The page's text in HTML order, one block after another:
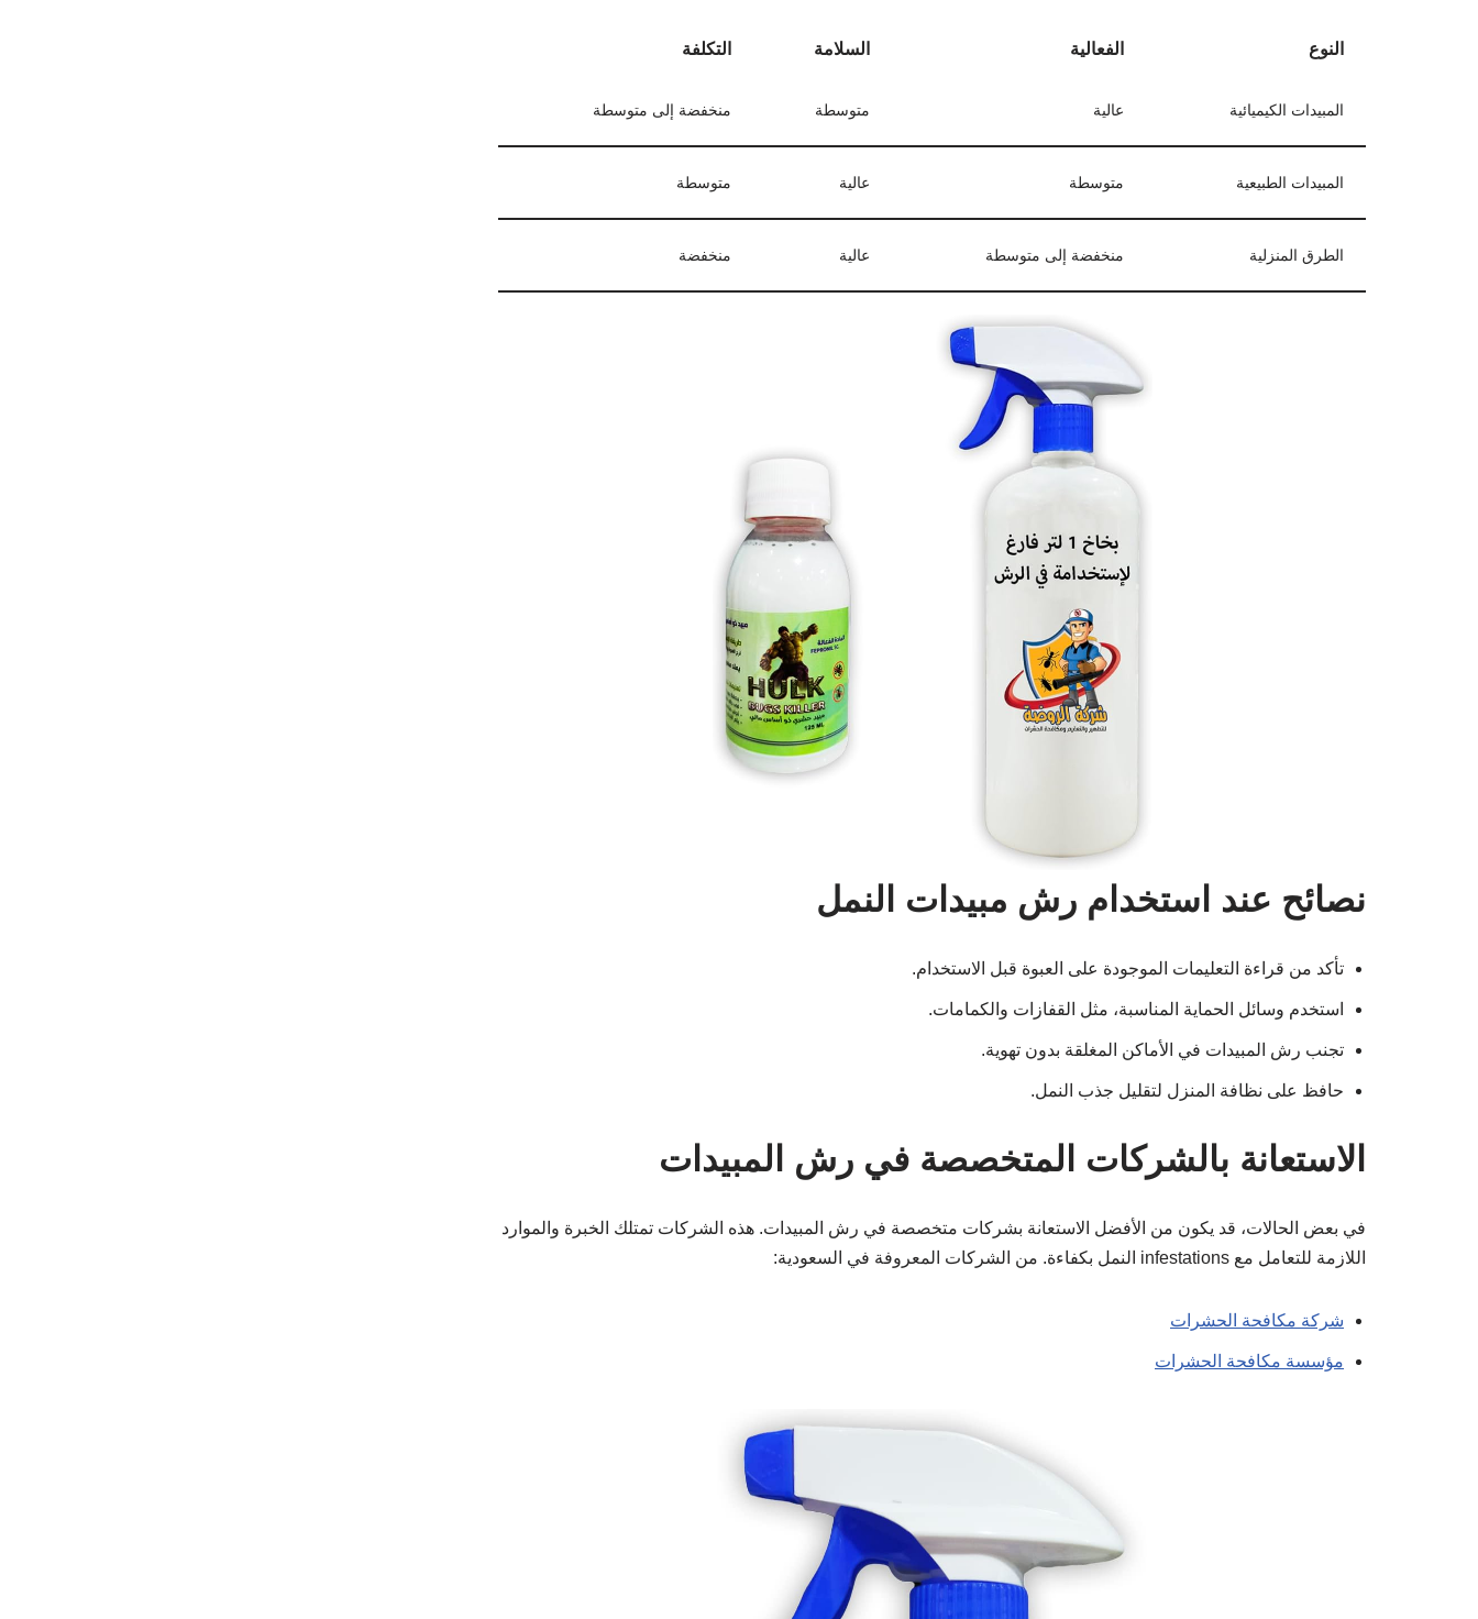
النوع الفعالية السلامة التكلفة
المبيدات الكيميائية عالية متوسطة منخفضة إلى متوسطة
المبيدات الطبيعية متوسطة عالية متوسطة
الطرق المنزلية منخفضة إلى متوسطة عالية منخفضة
نصائح عند استخدام رش مبيدات النمل
تأكد من قراءة التعليمات الموجودة على العبوة قبل الاستخدام.
استخدم وسائل الحماية المناسبة، مثل القفازات والكمامات.
تجنب رش المبيدات في الأماكن المغلقة بدون تهوية.
حافظ على نظافة المنزل لتقليل جذب النمل.
الاستعانة بالشركات المتخصصة في رش المبيدات
في بعض الحالات، قد يكون من الأفضل الاستعانة بشركات متخصصة في رش المبيدات. هذه الشركات تمتلك الخبرة والموارد
اللازمة للتعامل مع infestations النمل بكفاءة. من الشركات المعروفة في السعودية:
شركة مكافحة الحشرات
مؤسسة مكافحة الحشرات